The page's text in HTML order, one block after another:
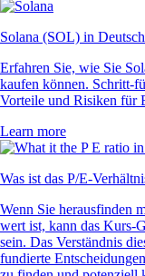
Solana (SOL) in
Erfahren Sie, wie Sie
kaufen können. Schritt-
Vorteile und Risiken für
Learn more
Was ist das P/E-
Wenn Sie herausfinden
wert ist, kann das Kurs-
sein. Das Verständnis
fundierte